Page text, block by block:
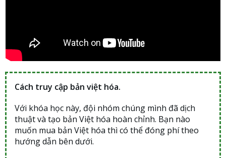
Cách truy cập bản việt hóa.
Với khóa học này, đội nhóm chúng mình đã dịch
thuật và tạo bản Việt hóa hoàn chỉnh. Bạn nào
muốn mua bản Việt hóa thì có thể đóng phí theo
hướng dẫn bên dưới.